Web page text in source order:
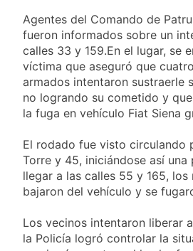
Agentes del Comando de
fueron informados sobre un
calles 33 y 159.En el lugar, se
víctima que aseguró que
armados intentaron sustraerle
no logrando su cometido y
la fuga en vehículo Fiat Siena
El rodado fue visto circulando
Torre y 45, iniciándose así una
llegar a las calles 55 y 165, los
bajaron del vehículo y se
Los vecinos intentaron liberar
la Policía logró controlar la